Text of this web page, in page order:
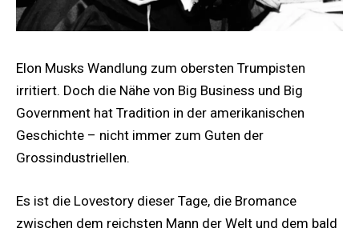
Elon Musks Wandlung zum obersten Trumpisten
irritiert. Doch die Nähe von Big Business und Big
Government hat Tradition in der amerikanischen
Geschichte – nicht immer zum Guten der
Grossindustriellen.
Es ist die Lovestory dieser Tage, die Bromance
zwischen dem reichsten Mann der Welt und dem bald